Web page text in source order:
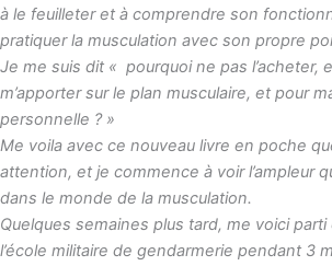
à le feuilleter et à comprendre son
pratiquer la musculation avec son propre
Je me suis dit « pourquoi ne pas l’acheter,
m’apporter sur le plan musculaire, et pour
personnelle ? »
Me voila avec ce nouveau livre en poche
attention, et je commence à voir l’ampleur
dans le monde de la musculation.
Quelques semaines plus tard, me voici
l’école militaire de gendarmerie pendant 3